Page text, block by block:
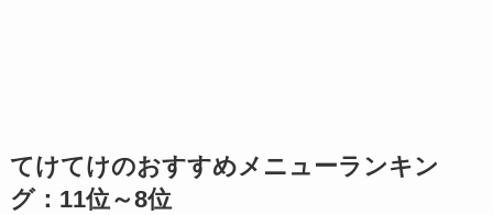
てけてけのおすすめメニューランキン
グ：11位～8位